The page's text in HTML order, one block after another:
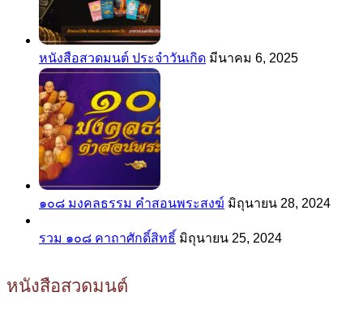
หนังสือสวดมนต์ ประจำวันเกิด มีนาคม 6, 2025
๑๐๘ มงคลธรรม คำสอนพระสงฆ์ มิถุนายน 28, 2024
รวม ๑๐๘ คาถาศักดิ์สิทธิ์ มิถุนายน 25, 2024
หนังสือสวดมนต์